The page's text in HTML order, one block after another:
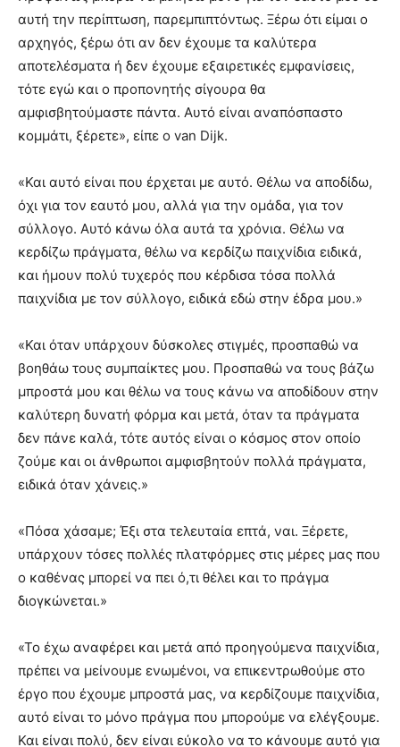
αυτή την περίπτωση, παρεμπιπτόντως. Ξέρω ότι είμαι ο
αρχηγός, ξέρω ότι αν δεν έχουμε τα καλύτερα
αποτελέσματα ή δεν έχουμε εξαιρετικές εμφανίσεις,
τότε εγώ και ο προπονητής σίγουρα θα
αμφισβητούμαστε πάντα. Αυτό είναι αναπόσπαστο
κομμάτι, ξέρετε», είπε ο van Dijk.
«Και αυτό είναι που έρχεται με αυτό. Θέλω να αποδίδω,
όχι για τον εαυτό μου, αλλά για την ομάδα, για τον
σύλλογο. Αυτό κάνω όλα αυτά τα χρόνια. Θέλω να
κερδίζω πράγματα, θέλω να κερδίζω παιχνίδια ειδικά,
και ήμουν πολύ τυχερός που κέρδισα τόσα πολλά
παιχνίδια με τον σύλλογο, ειδικά εδώ στην έδρα μου.»
«Και όταν υπάρχουν δύσκολες στιγμές, προσπαθώ να
βοηθάω τους συμπαίκτες μου. Προσπαθώ να τους βάζω
μπροστά μου και θέλω να τους κάνω να αποδίδουν στην
καλύτερη δυνατή φόρμα και μετά, όταν τα πράγματα
δεν πάνε καλά, τότε αυτός είναι ο κόσμος στον οποίο
ζούμε και οι άνθρωποι αμφισβητούν πολλά πράγματα,
ειδικά όταν χάνεις.»
«Πόσα χάσαμε; Έξι στα τελευταία επτά, ναι. Ξέρετε,
υπάρχουν τόσες πολλές πλατφόρμες στις μέρες μας που
ο καθένας μπορεί να πει ό,τι θέλει και το πράγμα
διογκώνεται.»
«Το έχω αναφέρει και μετά από προηγούμενα παιχνίδια,
πρέπει να μείνουμε ενωμένοι, να επικεντρωθούμε στο
έργο που έχουμε μπροστά μας, να κερδίζουμε παιχνίδια,
αυτό είναι το μόνο πράγμα που μπορούμε να ελέγξουμε.
Και είναι πολύ, δεν είναι εύκολο να το κάνουμε αυτό για